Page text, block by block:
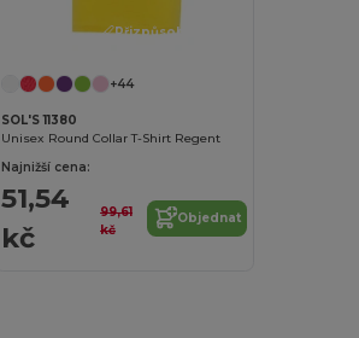
Přizpůsobte si to!
+44
SOL'S 11380
Unisex Round Collar T-Shirt Regent
Najnižší cena:
51,54
kč
99,61
kč
Objednat